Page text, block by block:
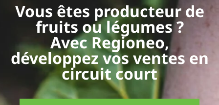
Vous êtes producteur de
fruits ou légumes ?
Avec Regioneo,
développez vos ventes en
circuit court